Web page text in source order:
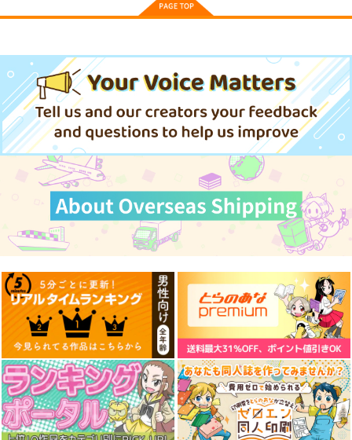
白露型俺の嫁ストラッ
STAR BERRY
495円（税込）
夕立
サンプル
作品詳細
白露型俺の嫁ストラッ
プ 時雨
STAR BERRY
495円（税込）
時雨
サンプル
作品詳細
白露型缶バッジ２ 時
雨
STAR BERRY
330円（税込）
時雨
サンプル
作品詳細
よ!!足柄さん(45)
HYPER BRAND
770円（税込）
艦隊これくしょん-艦これ-
足柄
サンプル
カート